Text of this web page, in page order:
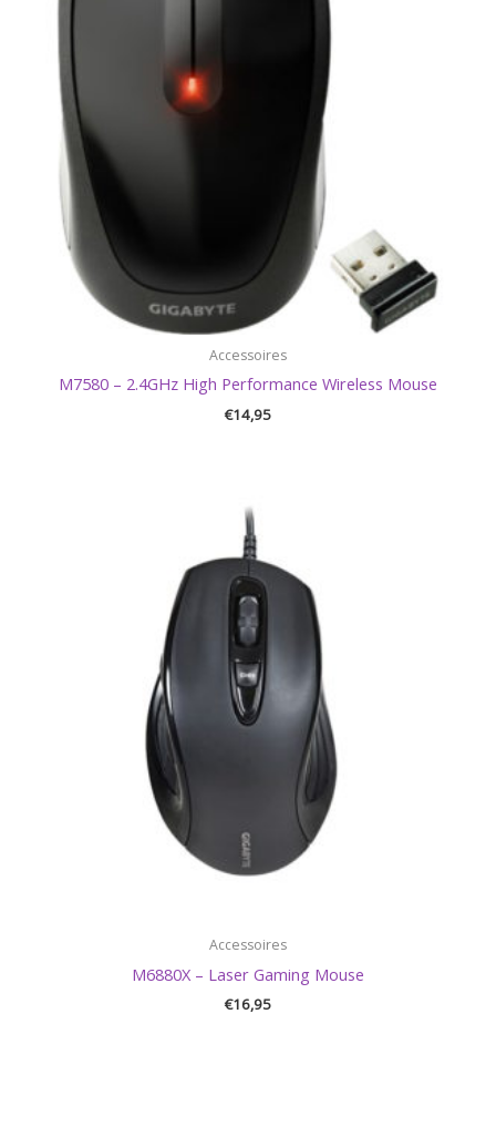
Accessoires
M7580 – 2.4GHz High Performance Wireless Mouse
€14,95
Accessoires
M6880X – Laser Gaming Mouse
€16,95